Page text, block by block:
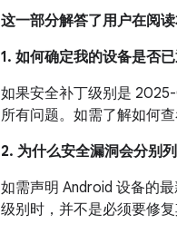
这一部分解答了用户在阅
1. 如何确定我的设备是否
如果安全补丁级别是
所有问题。如需了解如何
2. 为什么安全漏洞会分别
如需声明 Android 设备的
级别时，并不是必须要修